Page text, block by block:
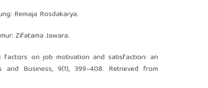
Remaja Rosdakarya.
Zifatama Jawara.
factors on job motivation and satisfaction: an
Business, 9(1), 399–408. Retrieved from